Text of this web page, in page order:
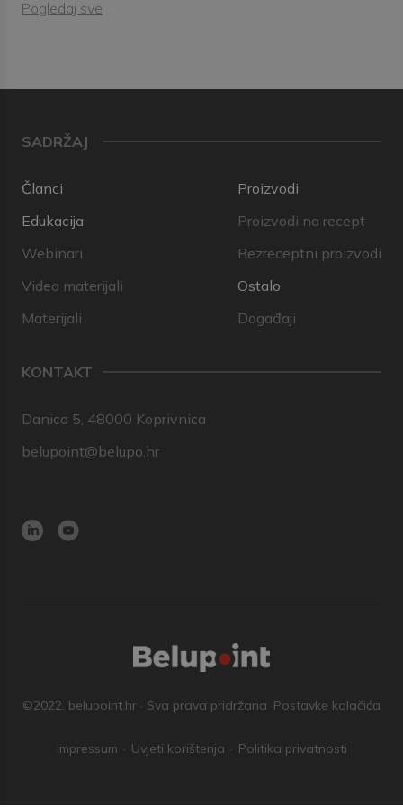
Pogledaj sve
SADRŽAJ
Članci
Edukacija
Webinari
Video materijali
Materijali
Proizvodi
Proizvodi na recept
Bezreceptni proizvodi
Ostalo
Događaji
KONTAKT
Danica 5, 48000 Koprivnica
belupoint@belupo.hr
©2022. belupoint.hr · Sva prava pridržana ·Postavke kolačića
Impressum Uvjeti korištenja Politika privatnosti